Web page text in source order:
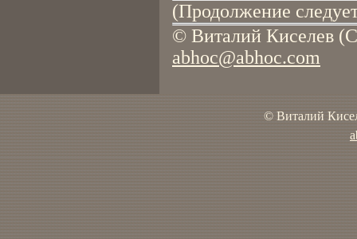
(Продолжение
© Виталий Киселев
abhoc@abhoc.com
© Виталий